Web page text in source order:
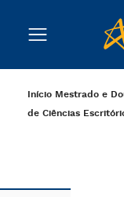
Início Mestrado e
de Ciências